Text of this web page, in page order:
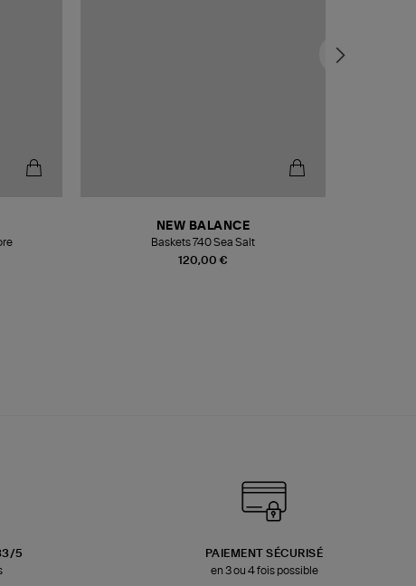
120,00 €
NEW BALANCE
Baskets 740 Sea Salt
5
PAIEMENT SÉCURISÉ
en 3 ou 4 fois possible